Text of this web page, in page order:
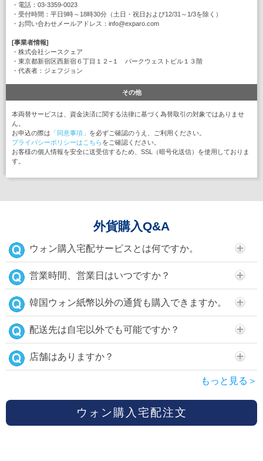
・電話：03-3359-0023
・受付時間：平日9時～18時30分（土日・祝日および12/31～1/3を除く）
・お問い合わせメールアドレス：info@exparo.com
[事業者情報]
・株式会社シースクェア
・東京都新宿区西新宿６丁目１２−１ パークウェストビル１３階
・代表者：ジェフジョン
その他
本両替サービスは、資金決済に関する法律に基づく為替取引の対象ではありませ
ん。
お申込の際は 「同意事項」 を必ずご確認のうえ、ご利用ください。
プライバシーポリシーはこちらをご確認ください。
お客様の個人情報を安全に送受信するため、SSL（暗号化送信）を使用しておりま
す。
外貨購入Q&A
ウォン購入宅配サービスとは何ですか。
営業時間、営業日はいつですか？
韓国ウォン紙幣以外の通貨も購入できますか。
配送先は自宅以外でも可能ですか？
店舗はありますか？
もっと見る＞
ウォン購入宅配注文